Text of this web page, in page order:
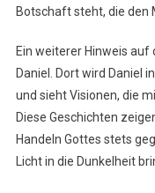
Botschaft steht, die den
Ein weiterer Hinweis
Daniel. Dort wird Daniel
und sieht Visionen, die
Diese Geschichten
Handeln Gottes stets
Licht in die Dunkelheit